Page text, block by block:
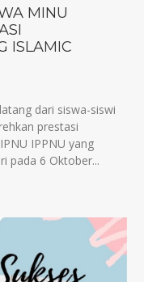
MINU
ISLAMIC
dari siswa-siswi
prestasi
IPPNU yang
pada 6 Oktober...